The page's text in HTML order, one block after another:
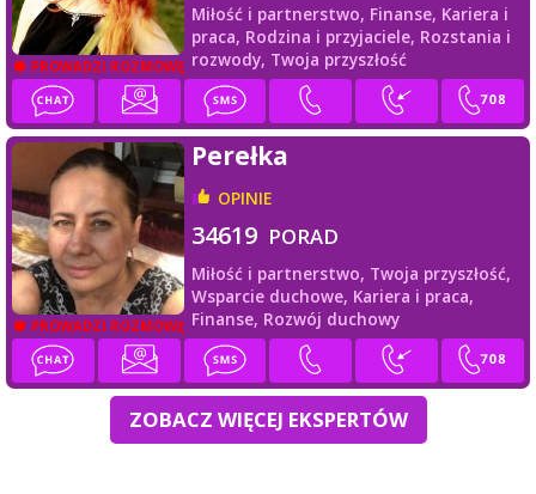
PROWADZI ROZMOWĘ
Miłość i partnerstwo, Finanse, Kariera i
praca, Rodzina i przyjaciele, Rozstania i
rozwody, Twoja przyszłość
PROWADZI ROZMOWĘ
Perełka
OPINIE
34619 PORAD
Miłość i partnerstwo, Twoja przyszłość,
Wsparcie duchowe, Kariera i praca,
Finanse, Rozwój duchowy
ZOBACZ WIĘCEJ EKSPERTÓW